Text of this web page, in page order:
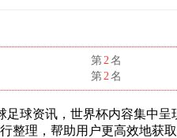
第2名
第2名
球资讯，世界杯内容集中呈
整理，帮助用户更高效地获